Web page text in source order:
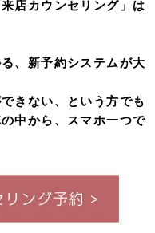
店カウンセリング」は
、新予約システムが大
きない、という方でも
中から、スマホ一つで